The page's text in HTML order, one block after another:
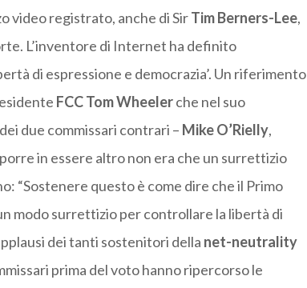
video registrato, anche di SirTim Berners-Lee,
L’inventore di Internet ha definito
di espressione e democrazia’. Un riferimento
FCC Tom Wheelerche nel suo
due commissari contrari – Mike O’Rielly,
in essere altro non era che un surrettizio
“Sostenere questo è come dire che il Primo
modo surrettizio per controllare la libertà di
dei tanti sostenitori della net-neutrality
prima del voto hanno ripercorso le